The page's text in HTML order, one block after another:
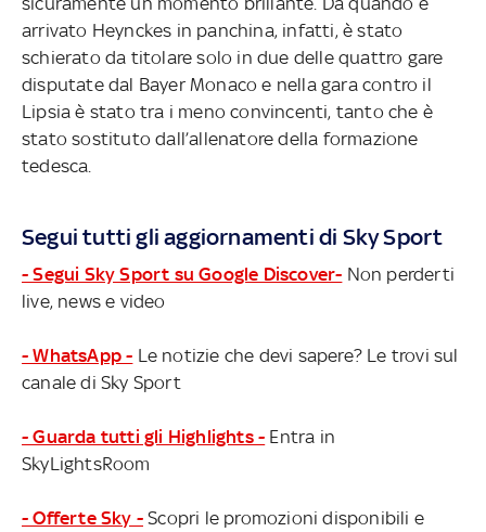
arrivato Heynckes in panchina, infatti, è stato
schierato da titolare solo in due delle quattro gare
disputate dal Bayer Monaco e nella gara contro il
Lipsia è stato tra i meno convincenti, tanto che è
stato sostituto dall’allenatore della formazione
tedesca.
Segui tutti gli aggiornamenti di Sky Sport
- Segui Sky Sport su Google Discover- Non perderti
live, news e video
- WhatsApp - Le notizie che devi sapere? Le trovi sul
canale di Sky Sport
- Guarda tutti gli Highlights - Entra in
SkyLightsRoom
- Offerte Sky - Scopri le promozioni disponibili e